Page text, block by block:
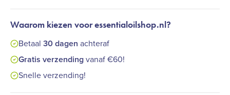
Waarom kiezen voor essentialoilshop.nl?
Betaal 30 dagen achteraf
Gratis verzendingvanaf €60!
Snelle verzending!